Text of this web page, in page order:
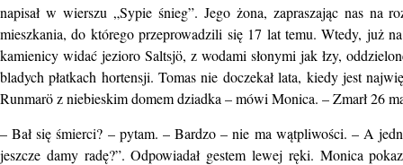
napisał w wierszu „Sypie śnieg”. Jego żona, zapraszając nas na
mieszkania, do którego przeprowadzili się 17 lat temu. Wtedy, już
kamienicy widać jezioro Saltsjö, z wodami słonymi jak łzy,
bladych płatkach hortensji. Tomas nie doczekał lata, kiedy jest
Runmarö z niebieskim domem dziadka – mówi Monica. – Zmarł 26
– Bał się śmierci? – pytam. – Bardzo – nie ma wątpliwości. – A
jeszcze damy radę?”. Odpowiadał gestem lewej ręki. Monica